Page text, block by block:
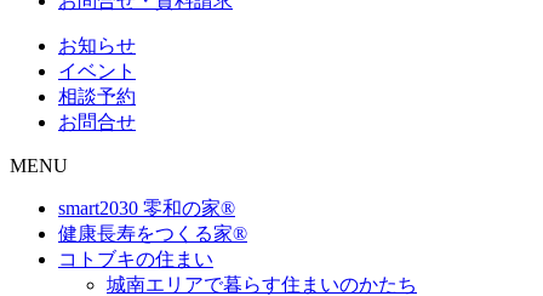
お知らせ
イベント
相談予約
お問合せ
MENU
smart2030 零和の家®
健康長寿をつくる家®
コトブキの住まい
城南エリアで暮らす住まいのかたち